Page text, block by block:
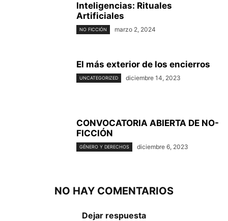
Inteligencias: Rituales
Artificiales
NO FICCIÓN marzo 2, 2024
El más exterior de los encierros
UNCATEGORIZED diciembre 14, 2023
CONVOCATORIA ABIERTA DE NO-
FICCIÓN
GÉNERO Y DERECHOS diciembre 6, 2023
NO HAY COMENTARIOS
Dejar respuesta